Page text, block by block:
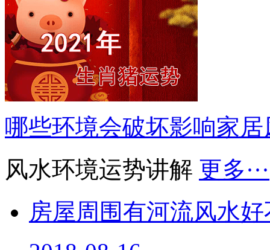
哪些环境会破坏影响家居
风水环境运势讲解 更多···
房屋周围有河流风水
2018-08-16